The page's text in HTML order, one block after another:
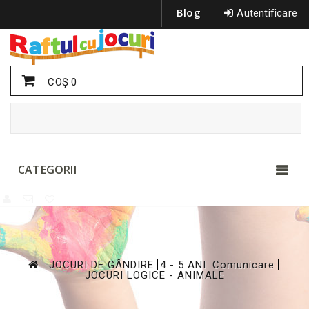
Autentificare
Blog
COŞ0
CATEGORII
>
JOCURI DE GÂNDIRE 4 - 5 ANI Comunicare
JOCURI LOGICE - ANIMALE